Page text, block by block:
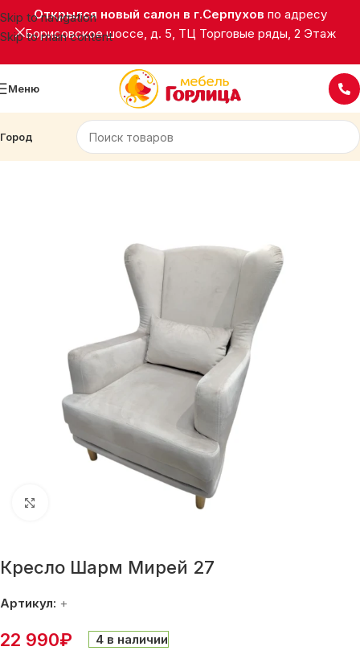
Skip to navigation
Skip to main content
Открылся новый салон в г.Серпухов по адресу
Борисовское шоссе, д. 5, ТЦ Торговые ряды, 2 Этаж
Меню
Город
Мягкая мебель Кресла
Нажмите, чтобы увеличить
Кресло Шарм Мирей 27
Артикул: +
22 990₽ 4 в наличии